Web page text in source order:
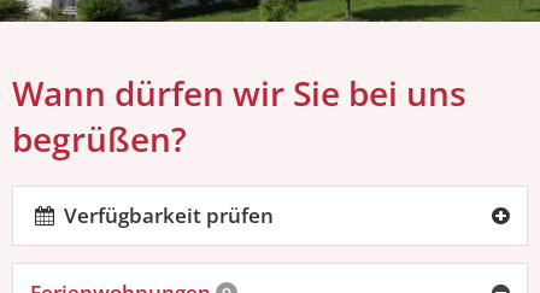
Wann dürfen wir Sie bei uns
begrüßen?
Verfügbarkeit prüfen